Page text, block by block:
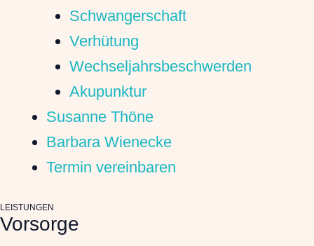
Schwangerschaft
Verhütung
Wechseljahrsbeschwerden
Akupunktur
Susanne Thöne
Barbara Wienecke
Termin vereinbaren
LEISTUNGEN
Vorsorge